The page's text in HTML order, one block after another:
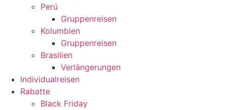
Perú
Gruppenreisen
Kolumbien
Gruppenreisen
Brasilien
Verlängerungen
Individualreisen
Rabatte
Black Friday